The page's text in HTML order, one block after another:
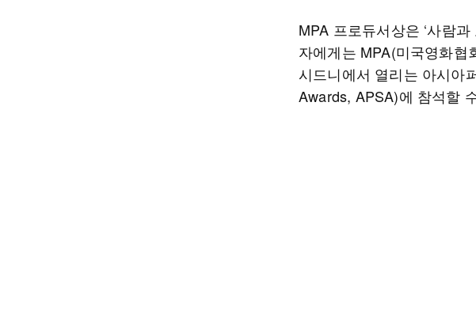
MPA 프로듀서상은 ‘사람
자에게는 MPA(미국영화
시드니에서 열리는 아시아
Awards, APSA)에 참석할